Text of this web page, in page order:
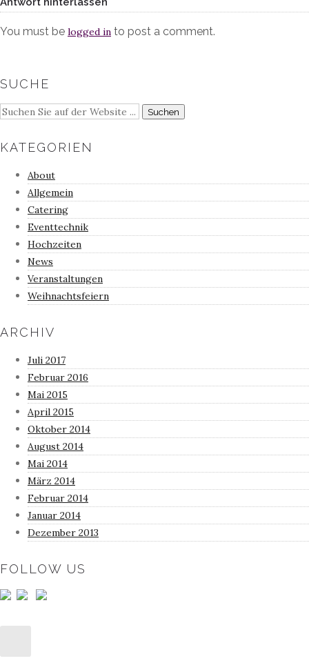
You must be logged in to post a comment.
SUCHE
KATEGORIEN
About
Allgemein
Catering
Eventtechnik
Hochzeiten
News
Veranstaltungen
Weihnachtsfeiern
ARCHIV
Juli 2017
Februar 2016
Mai 2015
April 2015
Oktober 2014
August 2014
Mai 2014
März 2014
Februar 2014
Januar 2014
Dezember 2013
FOLLOW US